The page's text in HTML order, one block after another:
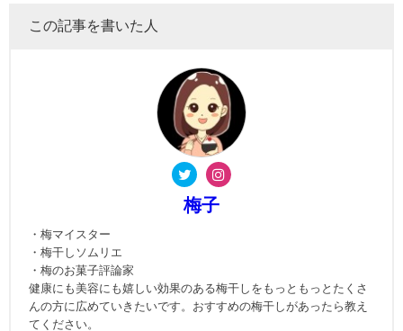
この記事を書いた人
梅子
・梅マイスター
・梅干しソムリエ
・梅のお菓子評論家
健康にも美容にも嬉しい効果のある梅干しをもっともっとたくさ
んの方に広めていきたいです。おすすめの梅干しがあったら教え
てください。